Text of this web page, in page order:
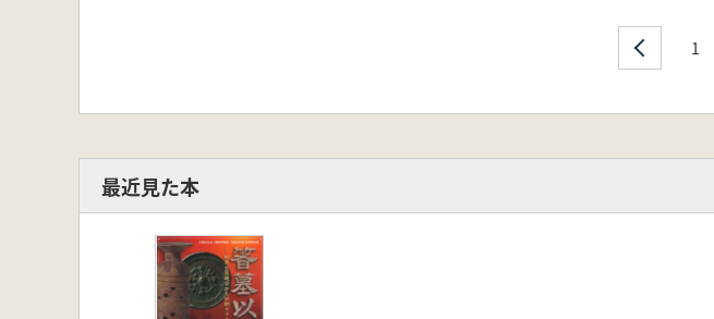
1
最近見た本